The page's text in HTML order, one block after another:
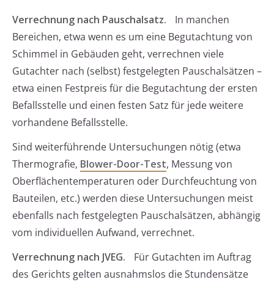
Verrechnung nach Pauschalsatz.
In manchen
Bereichen, etwa wenn es um eine Begutachtung von
Schimmel in Gebäuden geht, verrechnen viele
Gutachter nach (selbst) festgelegten Pauschalsätzen –
etwa einen Festpreis für die Begutachtung der ersten
Befallsstelle und einen festen Satz für jede weitere
vorhandene Befallsstelle.
Sind weiterführende Untersuchungen nötig (etwa
Thermografie, Blower-Door-Test, Messung von
Oberflächentemperaturen oder Durchfeuchtung von
Bauteilen, etc.) werden diese Untersuchungen meist
ebenfalls nach festgelegten Pauschalsätzen, abhängig
vom individuellen Aufwand, verrechnet.
Verrechnung nach JVEG.
Für Gutachten im Auftrag
des Gerichts gelten ausnahmslos die Stundensätze